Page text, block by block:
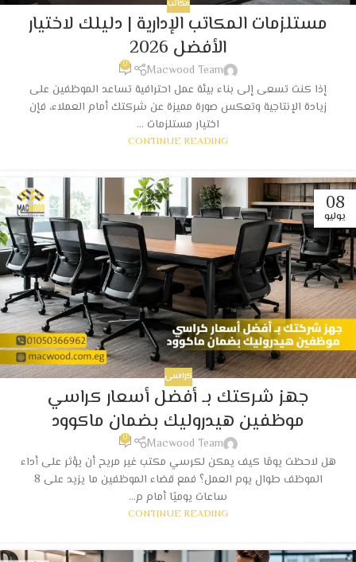
مكاتب
مستلزمات المكاتب الإدارية | دليلك لاختيار
الأفضل 2026
Macwood Team
0
إذا كنت تسعى إلى بناء بيئة عمل احترافية تساعد الموظفين على
زيادة الإنتاجية وتعكس صورة مميزة عن شركتك أمام العملاء، فإن
اختيار مستلزمات ...
CONTINUE READING
08
يوليو
كراسي
جهز شركتك بـ أفضل أسعار كراسي
موظفين هيدروليك بضمان ماكوود
Macwood Team
0
هل لاحظت يومًا كيف يمكن لكرسي مكتب غير مريح أن يؤثر على أداء
الموظف طوال يوم العمل؟ فمع قضاء الموظفين ما يزيد على 8
ساعات يوميًا أمام م...
CONTINUE READING